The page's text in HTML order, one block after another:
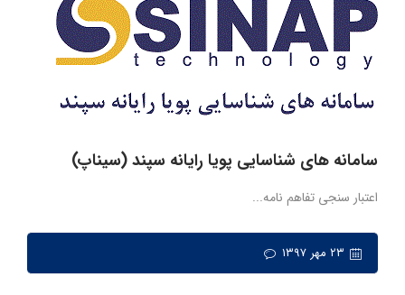
سامانه های شناسایی پویا رایانه سپند (سیناپ)
اعتبار سنجی تفاهم نامه...